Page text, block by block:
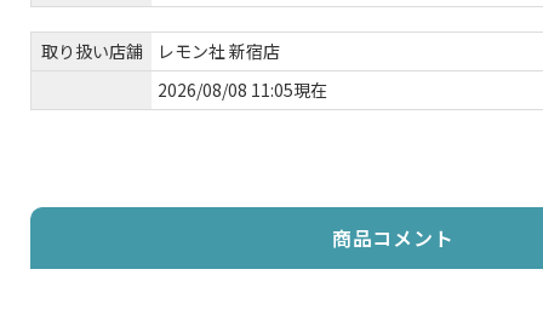
取り扱い店舗
レモン社 新宿店
2026/08/08 11:05現在
商品コメント